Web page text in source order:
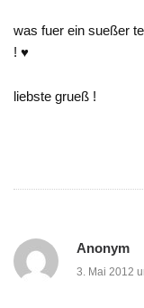
was fuer ein sueßer
! ♥
liebste grueß !
Anonym
3. Mai 2012